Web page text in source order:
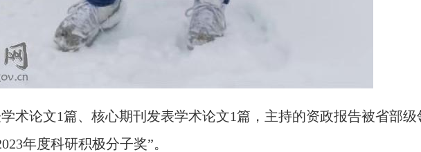
术论文1篇、核心期刊发表学术论文1篇， 主持的资政报告被省部级
年度科研积极分子奖”。